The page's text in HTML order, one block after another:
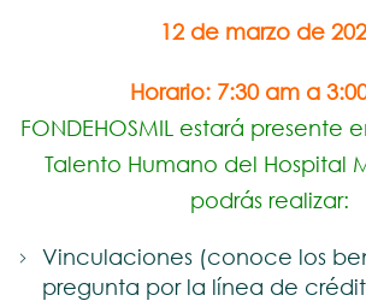
12 de marzo de
Horario: 7:30 am a
FONDEHOSMIL estará presente
Talento Humano del Hospital
podrás realizar:
Vinculaciones (conoce los
pregunta por la línea de